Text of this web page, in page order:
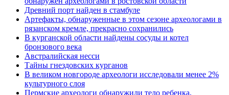
Древний порт найден в стамбуле
Артефакты, обнаруженные в этом сезоне археологами в
рязанском кремле, прекрасно сохранились
В курганской области найдены сосуды и котел
бронзового века
Австралийская несси
Тайны гнездовских курганов
В великом новгороде археологи исследовали менее 2%
культурного слоя
Пермские археологи обнаружили тело ребенка,